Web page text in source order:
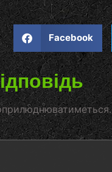
Facebook